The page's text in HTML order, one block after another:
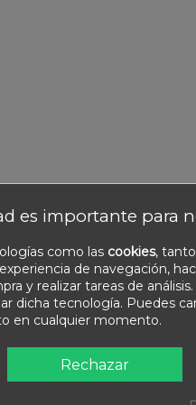
es importante para
como las cookies,
de navegación,
y realizar tareas de
dicha tecnología. Puedes
en cualquier momento.
Rechazar